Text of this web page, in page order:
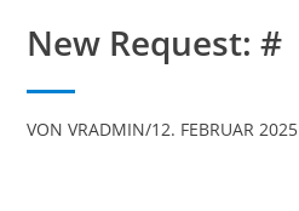
New Request: #
VONVRADMIN/12. FEBRUAR 2025